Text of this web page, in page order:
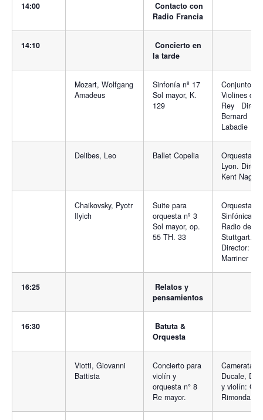
14:00
Contacto con
Radio Francia
14:10
Concierto en
la tarde
Mozart, Wolfgang
Amadeus
Sinfonía nº 17
Sol mayor, K.
129
Conjunto
Violines del
Rey
Bernard
Labadie
Delibes, Leo Ballet Copelia
Orquesta
Lyon.
Kent
Chaikovsky, Pyotr
Ilyich
Suite para
orquesta nº 3
Sol mayor, op.
55 TH. 33
Orquesta
Sinfónica
Radio de
Stuttgart.
Director:
Marriner
16:25
Relatos y
pensamientos
16:30
Batuta &
Orquesta
Viotti, Giovanni
Battista
Concierto para
violín y
orquesta n° 8
Re mayor.
Camerata
Ducale,
y violín:
Rimonda